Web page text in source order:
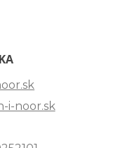
i-noor.sk